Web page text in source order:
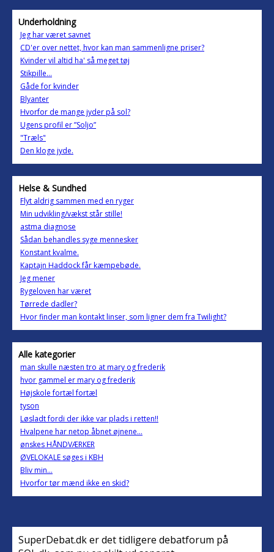
Underholdning
Jeg har været savnet
CD'er over nettet, hvor kan man sammenligne priser?
Kvinder vil altid ha' så meget tøj
Stikpille...
Gåde for kvinder
Blyanter
Hvorfor de mange jyder på sol?
Ugens profil er ”Soljo”
"Træls"
Den kloge jyde.
Helse & Sundhed
Flyt aldrig sammen med en ryger
Min udvikling/vækst står stille!
astma diagnose
Sådan behandles syge mennesker
Konstant kvalme.
Kaptajn Haddock får kæmpebøde.
Jeg mener
Rygeloven har været
Tørrede dadler?
Hvor finder man kontakt linser, som ligner dem fra Twilight?
Alle kategorier
man skulle næsten tro at mary og frederik
hvor gammel er mary og frederik
Højskole fortæl fortæl
tyson
Løsladt fordi der ikke var plads i retten!!
Hvalpene har netop åbnet øjnene...
ønskes HÅNDVÆRKER
ØVELOKALE søges i KBH
Bliv min...
Hvorfor tør mænd ikke en skid?
SuperDebat.dk er det tidligere debatforum på